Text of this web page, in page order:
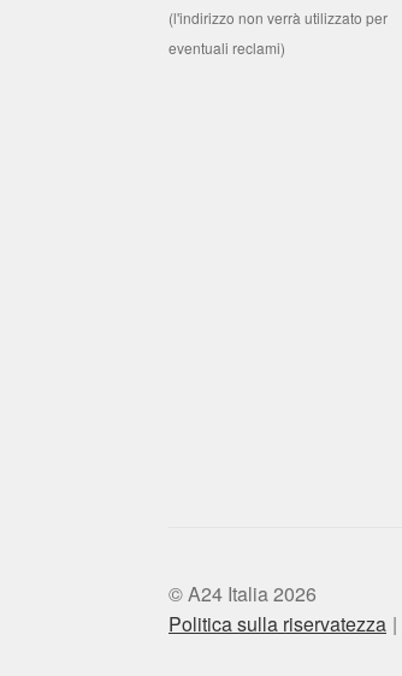
(l'indirizzo non verrà utilizzato per
eventuali reclami)
© A24 Italia 2026
Politica sulla riservatezza